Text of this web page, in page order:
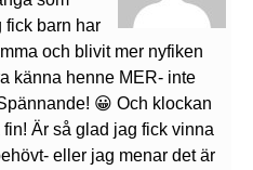
fick barn har
och blivit mer nyfiken
känna henne MER- inte
😀 Och klockan
Är så glad jag fick vinna
eller jag menar det är